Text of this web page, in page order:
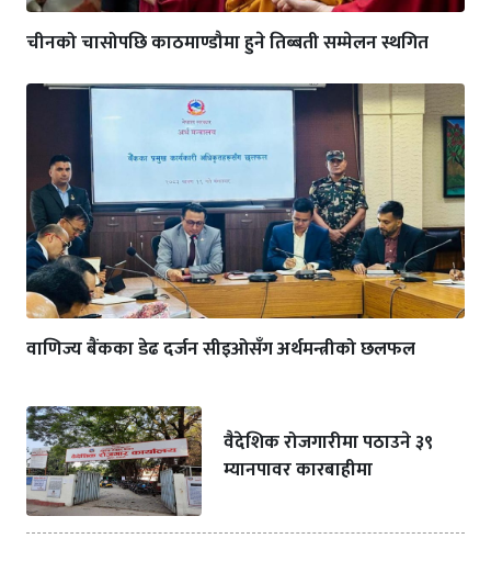
चीनको चासोपछि काठमाण्डौमा हुने तिब्बती सम्मेलन स्थगित
वाणिज्य बैंकका डेढ दर्जन सीइओसँग अर्थमन्त्रीको छलफल
वैदेशिक रोजगारीमा पठाउने ३९
म्यानपावर कारबाहीमा